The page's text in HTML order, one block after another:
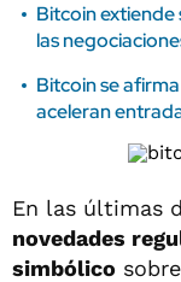
Bitcoin
las
Bitcoin se
aceleran
En las últimas
novedades
simbólico